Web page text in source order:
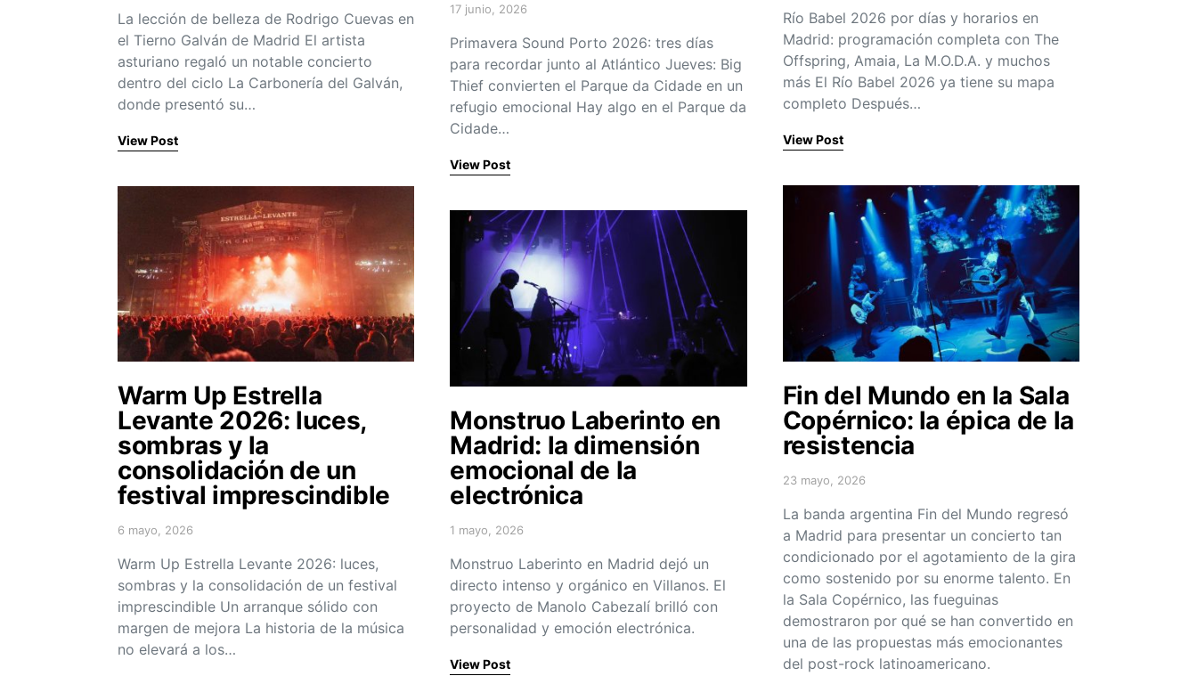
La lección de belleza de Rodrigo Cuevas en
el Tierno Galván de Madrid El artista
asturiano regaló un notable concierto
dentro del ciclo La Carbonería del Galván,
donde presentó su…
View Post
Warm Up Estrella
Levante 2026: luces,
sombras y la
consolidación de un
festival imprescindible
Posted on
6 mayo, 2026
Warm Up Estrella Levante 2026: luces,
sombras y la consolidación de un festival
imprescindible Un arranque sólido con
margen de mejora La historia de la música
no elevará a los…
Posted on
17 junio, 2026
Primavera Sound Porto 2026: tres días
para recordar junto al Atlántico Jueves: Big
Thief convierten el Parque da Cidade en un
refugio emocional Hay algo en el Parque da
Cidade…
View Post
Monstruo Laberinto en
Madrid: la dimensión
emocional de la
electrónica
Posted on
1 mayo, 2026
Monstruo Laberinto en Madrid dejó un
directo intenso y orgánico en Villanos. El
proyecto de Manolo Cabezalí brilló con
personalidad y emoción electrónica.
View Post
Río Babel 2026 por días y horarios en
Madrid: programación completa con The
Offspring, Amaia, La M.O.D.A. y muchos
más El Río Babel 2026 ya tiene su mapa
completo Después…
View Post
Fin del Mundo en la Sala
Copérnico: la épica de la
resistencia
Posted on
23 mayo, 2026
La banda argentina Fin del Mundo regresó
a Madrid para presentar un concierto tan
condicionado por el agotamiento de la gira
como sostenido por su enorme talento. En
la Sala Copérnico, las fueguinas
demostraron por qué se han convertido en
una de las propuestas más emocionantes
del post-rock latinoamericano.